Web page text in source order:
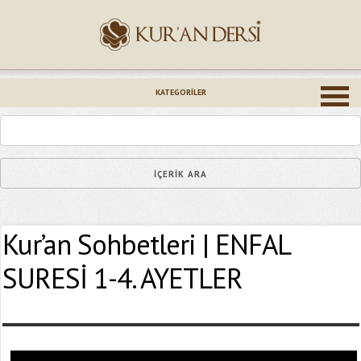
KATEGORILER
Kur’an Sohbetleri | ENFAL
SURESİ 1-4. AYETLER
Epostanız (*)
Yaşadığınız Hatanın Ayrıntıları